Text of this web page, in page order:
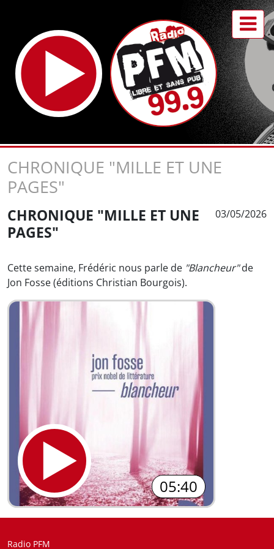
CHRONIQUE "MILLE ET UNE
PAGES"
CHRONIQUE "MILLE ET UNE
PAGES"
03/05/2026
Cette semaine, Frédéric nous parle de "Blancheur"de
Jon Fosse (éditions Christian Bourgois).
05:40
Radio PFM